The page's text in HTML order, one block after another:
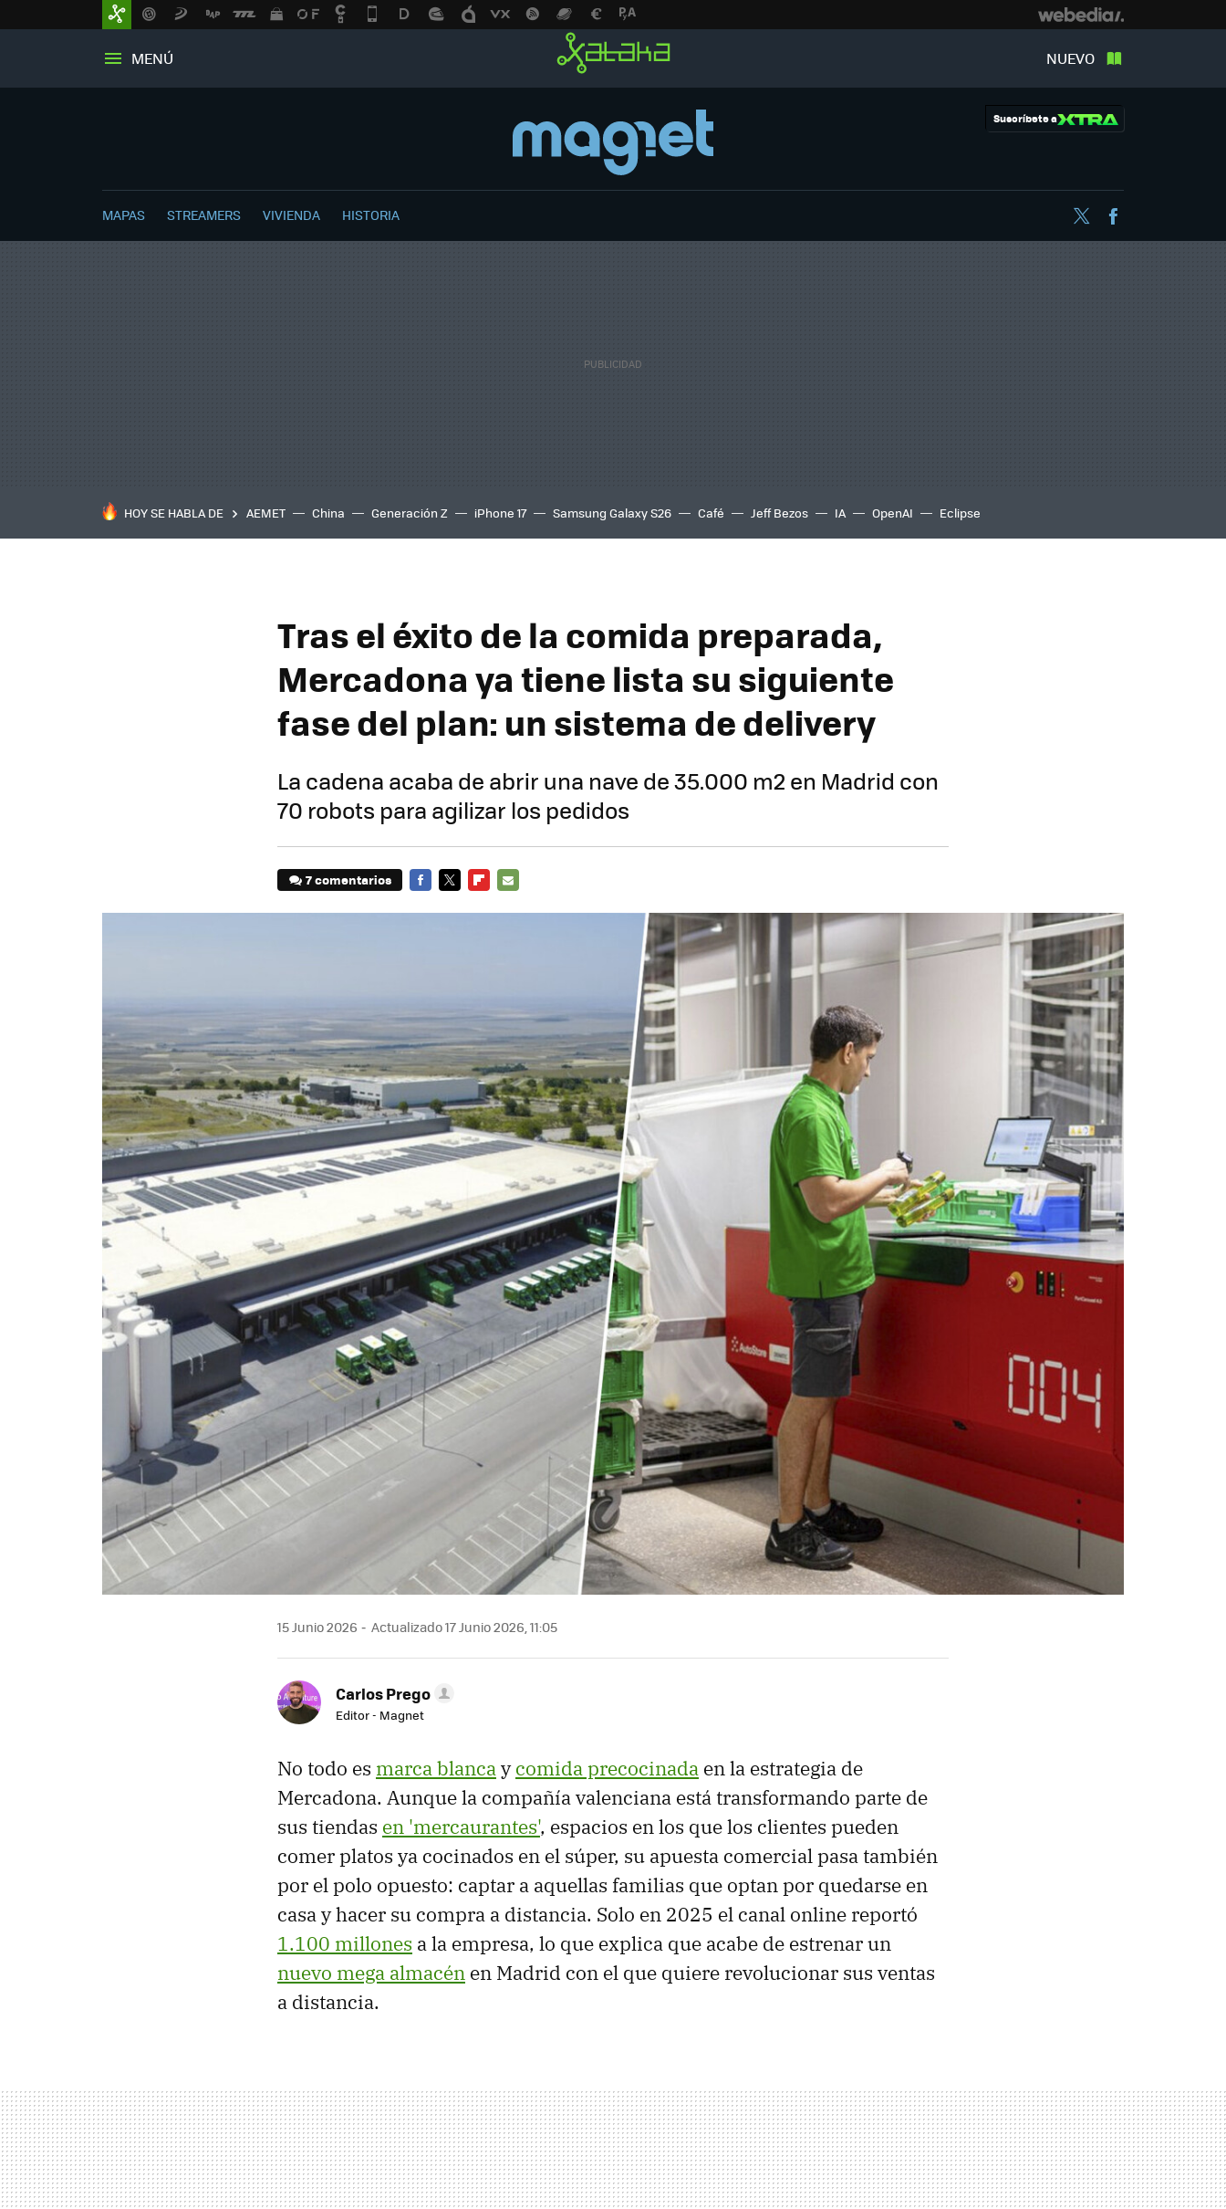
MENÚ NUEVO
Suscríbete a
MAPAS STREAMERS VIVIENDA HISTORIA Twitter
HOY SE HABLA DE AEMET China Generación Z iPhone 17 Samsung Galaxy S26 Café Jeff Bezos IA OpenAI Eclipse
Tras el éxito de la comida preparada,
Mercadona ya tiene lista su siguiente
fase del plan: un sistema de delivery
La cadena acaba de abrir una nave de 35.000 m2 en Madrid con
70 robots para agilizar los pedidos
7 comentarios
15 Junio 2026 Actualizado 17 Junio 2026, 11:05
Carlos Prego
Editor - Magnet
No todo es marca blancaycomida precocinada en la estrategia de
Mercadona. Aunque la compañía valenciana está transformando parte de
sus tiendas en 'mercaurantes', espacios en los que los clientes pueden
comer platos ya cocinados en el súper, su apuesta comercial pasa también
por el polo opuesto: captar a aquellas familias que optan por quedarse en
casa y hacer su compra a distancia. Solo en 2025 el canal online reportó
1.100 millones a la empresa, lo que explica que acabe de estrenar un
nuevo mega almacén en Madrid con el que quiere revolucionar sus ventas
a distancia.